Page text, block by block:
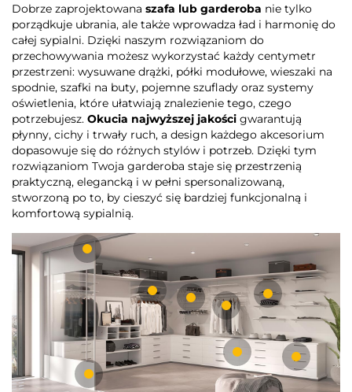
Dobrze zaprojektowana szafa lub garderoba nie tylko
porządkuje ubrania, ale także wprowadza ład i harmonię do
całej sypialni. Dzięki naszym rozwiązaniom do
przechowywania możesz wykorzystać każdy centymetr
przestrzeni: wysuwane drążki, półki modułowe, wieszaki na
spodnie, szafki na buty, pojemne szuflady oraz systemy
oświetlenia, które ułatwiają znalezienie tego, czego
potrzebujesz. Okucia najwyższej jakości gwarantują
płynny, cichy i trwały ruch, a design każdego akcesorium
dopasowuje się do różnych stylów i potrzeb. Dzięki tym
rozwiązaniom Twoja garderoba staje się przestrzenią
praktyczną, elegancką i w pełni spersonalizowaną,
stworzoną po to, by cieszyć się bardziej funkcjonalną i
komfortową sypialnią.